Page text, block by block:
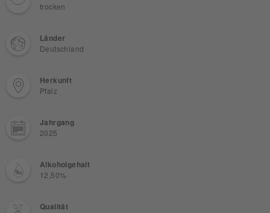
trocken
Länder
Deutschland
Herkunft
Pfalz
Jahrgang
2025
Alkoholgehalt
12,50%
Qualität